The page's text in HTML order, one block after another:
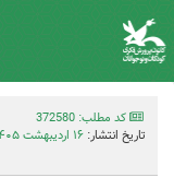
کد مطلب: 372580
تاریخ انتشار: ۱۶ اردیبهشت ۱۴۰۵ - ۱۱:۵۸